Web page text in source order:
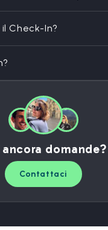
Check-In?
ancora domande?
Contattaci